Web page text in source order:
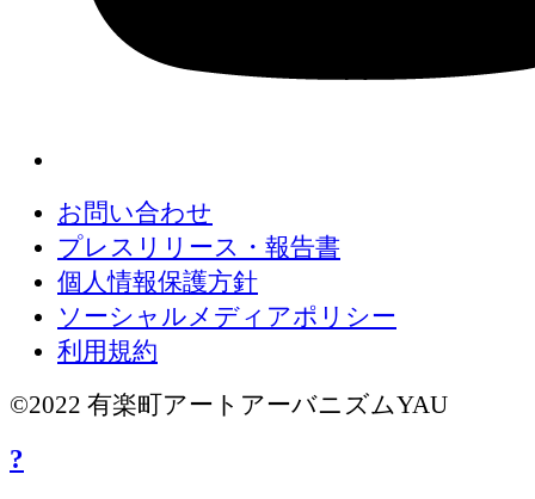
お問い合わせ
プレスリリース・報告書
個人情報保護方針
ソーシャルメディアポリシー
利用規約
©2022 有楽町アートアーバニズムYAU
?